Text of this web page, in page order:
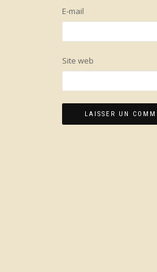
E-mail
Site web